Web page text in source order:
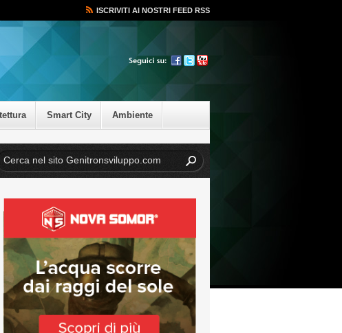
ISCRIVITI AI NOSTRI FEED RSS
Smart City Ambiente